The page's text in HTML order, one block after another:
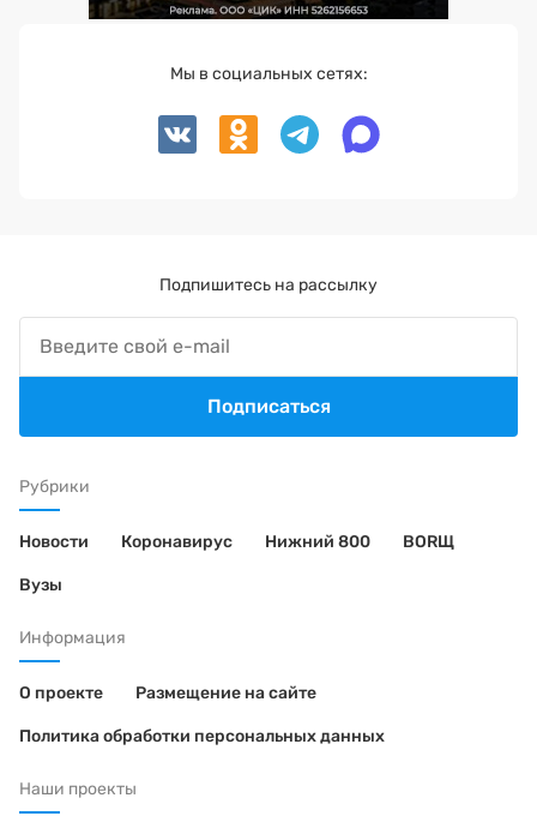
Рубрики
Новости Коронавирус Нижний 800 BORЩ
Вузы
Информация
О проекте Размещение на сайте
Политика обработки персональных данных
Наши проекты
Мы в социальных сетях:
Подпишитесь на рассылку
Подписаться